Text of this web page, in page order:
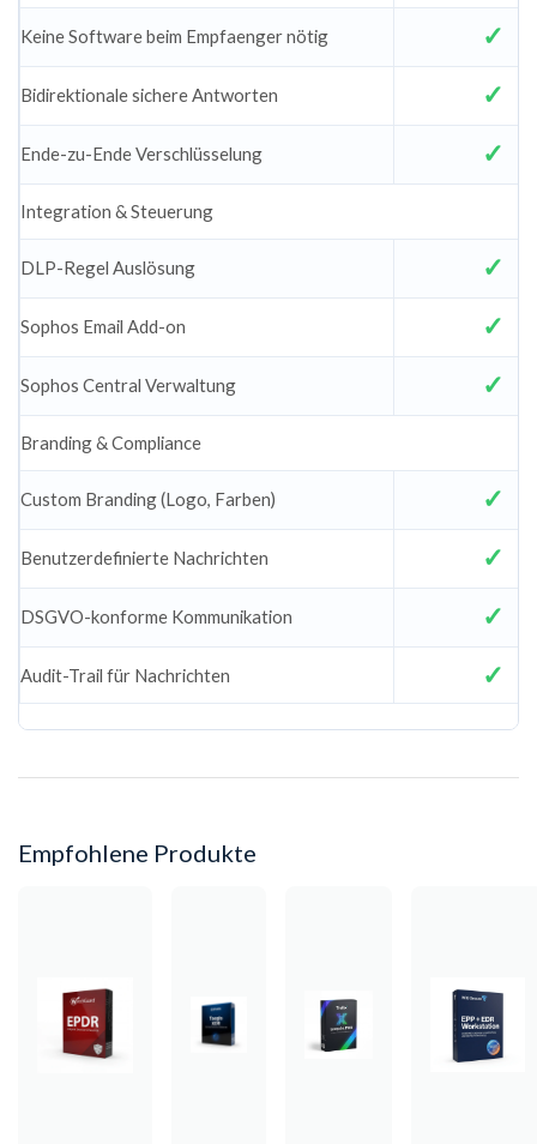
Keine Software beim Empfaenger nötig
Bidirektionale sichere Antworten
Ende-zu-Ende Verschlüsselung
Integration & Steuerung
DLP-Regel Auslösung
Sophos Email Add-on
Sophos Central Verwaltung
Branding & Compliance
Custom Branding (Logo, Farben)
Benutzerdefinierte Nachrichten
DSGVO-konforme Kommunikation
Audit-Trail für Nachrichten
Empfohlene Produkte